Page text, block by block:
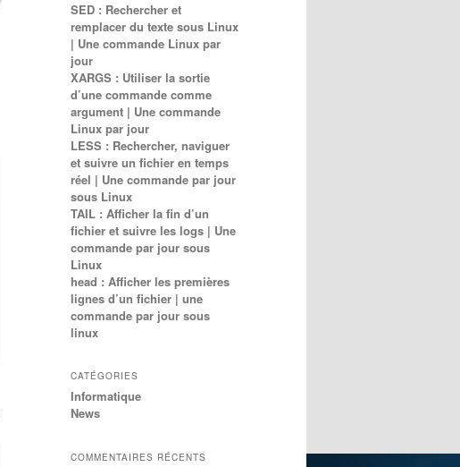
SED : Rechercher et
remplacer du texte sous Linux
| Une commande Linux par
jour
XARGS : Utiliser la sortie
d’une commande comme
argument | Une commande
Linux par jour
LESS : Rechercher, naviguer
et suivre un fichier en temps
réel | Une commande par jour
sous Linux
TAIL : Afficher la fin d’un
fichier et suivre les logs | Une
commande par jour sous
Linux
head : Afficher les premières
lignes d’un fichier | une
commande par jour sous
linux
CATÉGORIES
Informatique
News
COMMENTAIRES RÉCENTS